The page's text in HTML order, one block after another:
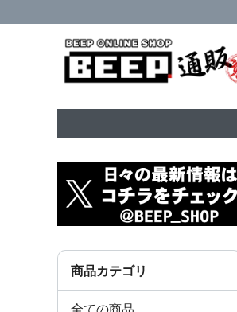
商品カテゴリ
全ての商品